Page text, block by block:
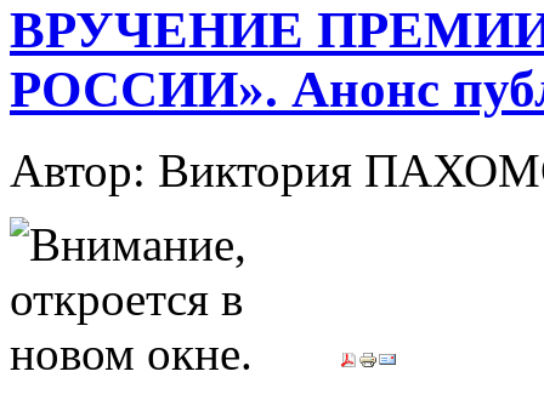
ВРУЧЕНИЕ
РОССИИ». Анонс
Автор: Виктория